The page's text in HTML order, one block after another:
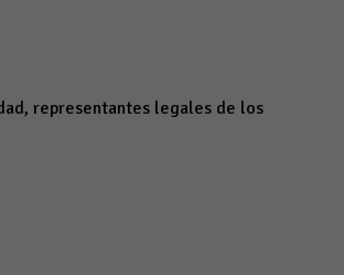
representantes legales de los